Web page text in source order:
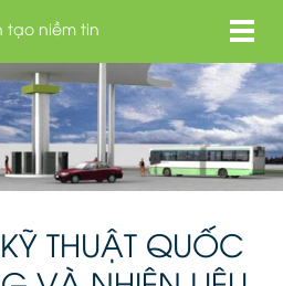
tạo niềm tin
THUẬT QUỐC